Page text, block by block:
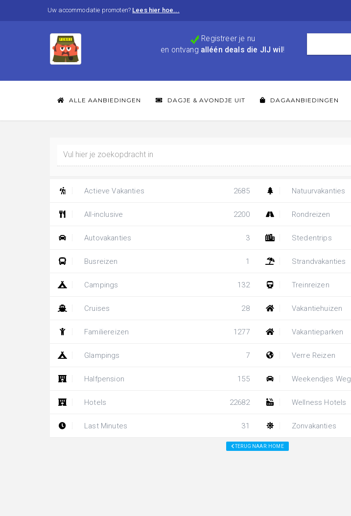
Uw accommodatie promoten? Lees hier hoe...
Registreer je nu
en ontvang alléén deals die JIJ wil !
ALLE AANBIEDINGEN DAGJE & AVONDJE UIT DAGAANBIEDINGEN
Actieve Vakanties 2685
All-inclusive 2200
Autovakanties 3
Busreizen 1
Campings 132
Cruises 28
Familiereizen 1277
Glampings 7
Halfpension 155
Hotels 22682
Last Minutes 31
Natuurvakanties
Rondreizen
Stedentrips
Strandvakanties
Treinreizen
Vakantiehuizen
Vakantieparken
Verre Reizen
Weekendjes Weg
Wellness Hotels
Zonvakanties
TERUG NAAR: HOME